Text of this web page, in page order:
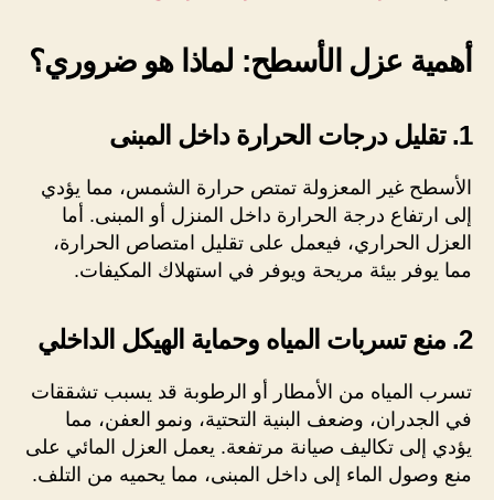
أهمية عزل الأسطح: لماذا هو ضروري؟
1. تقليل درجات الحرارة داخل المبنى
الأسطح غير المعزولة تمتص حرارة الشمس، مما يؤدي
إلى ارتفاع درجة الحرارة داخل المنزل أو المبنى. أما
العزل الحراري، فيعمل على تقليل امتصاص الحرارة،
مما يوفر بيئة مريحة ويوفر في استهلاك المكيفات.
2. منع تسربات المياه وحماية الهيكل الداخلي
تسرب المياه من الأمطار أو الرطوبة قد يسبب تشققات
في الجدران، وضعف البنية التحتية، ونمو العفن، مما
يؤدي إلى تكاليف صيانة مرتفعة. يعمل العزل المائي على
منع وصول الماء إلى داخل المبنى، مما يحميه من التلف.